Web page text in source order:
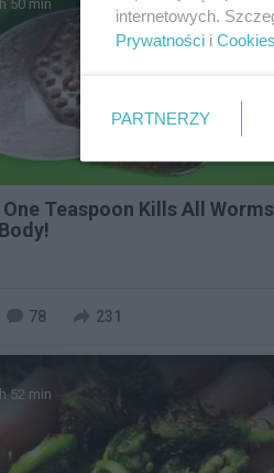
50 min
Teaspoon Kills All Worms
78 231
52 min
internetowych.
Prywatności i Cookies
PARTNERZY